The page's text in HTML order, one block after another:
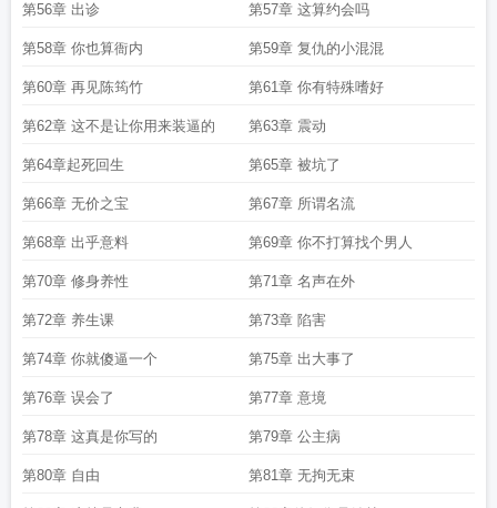
第56章 出诊 第57章 这算约会吗
第58章 你也算衙内 第59章 复仇的小混混
第60章 再见陈筠竹 第61章 你有特殊嗜好
第62章 这不是让你用来装逼的 第63章 震动
第64章起死回生 第65章 被坑了
第66章 无价之宝 第67章 所谓名流
第68章 出乎意料 第69章 你不打算找个男人
第70章 修身养性 第71章 名声在外
第72章 养生课 第73章 陷害
第74章 你就傻逼一个 第75章 出大事了
第76章 误会了 第77章 意境
第78章 这真是你写的 第79章 公主病
第80章 自由 第81章 无拘无束